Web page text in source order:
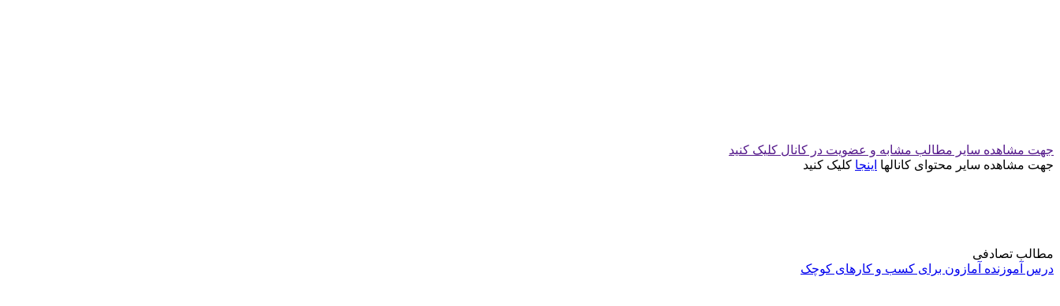
جهت مشاهده سایر مطالب مشابه و عضویت در کانال کلیک کنید
جهت مشاهده سایر محتوای کانالها اینجا کلیک کنید
مطالب تصادفی
درس آموزنده آمازون برای کسب و کارهای کوچک